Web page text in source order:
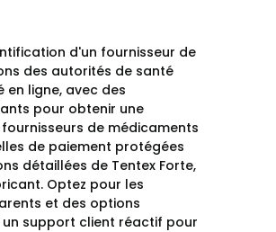
d'un fournisseur de
des autorités de santé
ligne, avec des
pour obtenir une
de médicaments
de paiement protégées
détaillées de Tentex Forte,
Optez pour les
et des options
un support client réactif pour